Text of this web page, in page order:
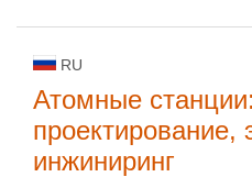
RU
Атомные станции:
проектирование,
инжиниринг